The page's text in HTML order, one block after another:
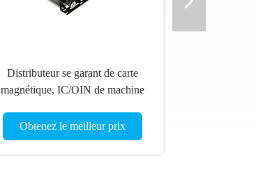
Distributeur se garant de carte
magnétique, IC/OIN de machine
Obtenez le meilleur prix